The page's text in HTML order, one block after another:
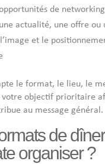
de networking
actualité, une offre ou
et le
le format, le lieu, le
objectif prioritaire
au message général.
de
organiser ?